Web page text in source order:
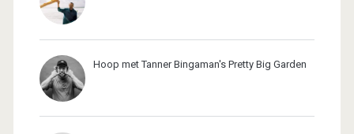
Hoop met Tanner Bingaman's Pretty Big Garden